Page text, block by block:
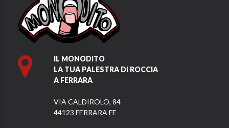
IL MONODITO
LA TUA PALESTRA DI ROCCIA
A FERRARA
VIA CALDIROLO, 84
44123 FERRARA FE